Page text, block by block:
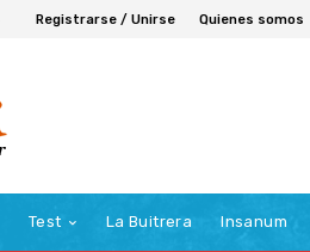
Registrarse / Unirse Quienes somos
Test La Buitrera Insanum